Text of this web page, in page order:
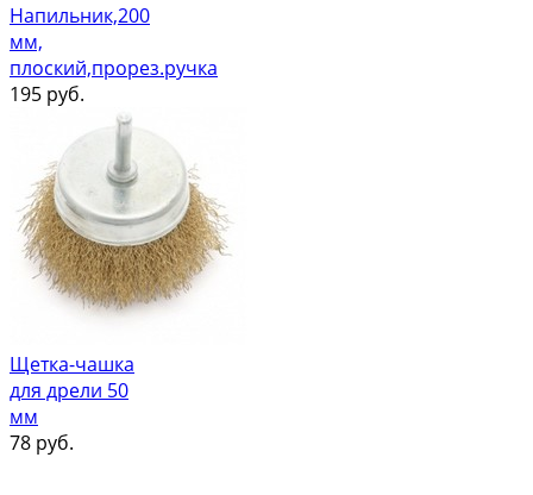
Напильник,200
мм,
плоский,прорез.ручка
195 руб.
Щетка-чашка
для дрели 50
мм
78 руб.